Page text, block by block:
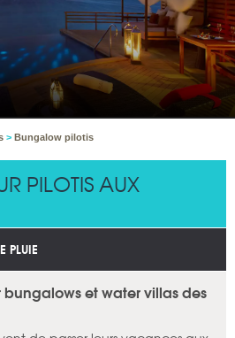
> Bungalow pilotis
PILOTIS AUX
PLUIE
et water villas des